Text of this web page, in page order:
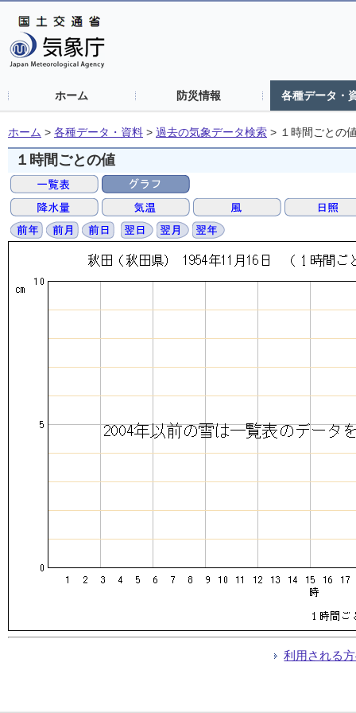
ホーム 防災情報 各種データ・
ホーム > 各種データ・資料 > 過去の気象データ検索 > １時間ごとの
１時間ごとの値
利用される